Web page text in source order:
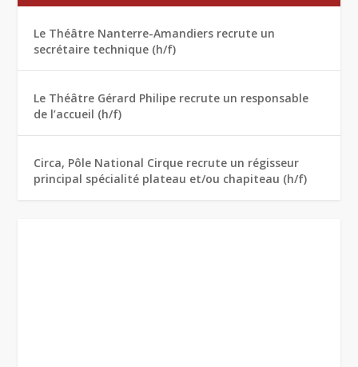
Le Théâtre Nanterre-Amandiers recrute un
secrétaire technique (h/f)
Le Théâtre Gérard Philipe recrute un responsable
de l’accueil (h/f)
Circa, Pôle National Cirque recrute un régisseur
principal spécialité plateau et/ou chapiteau (h/f)